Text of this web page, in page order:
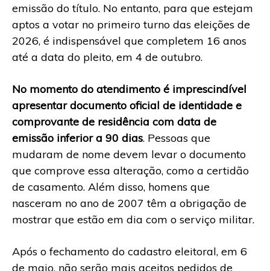
emissão do título. No entanto, para que estejam
aptos a votar no primeiro turno das eleições de
2026, é indispensável que completem 16 anos
até a data do pleito, em 4 de outubro.
No momento do atendimento é imprescindível
apresentar documento oficial de identidade e
comprovante de residência com data de
emissão inferior a 90 dias. Pessoas que
mudaram de nome devem levar o documento
que comprove essa alteração, como a certidão
de casamento. Além disso, homens que
nasceram no ano de 2007 têm a obrigação de
mostrar que estão em dia com o serviço militar.
Após o fechamento do cadastro eleitoral, em 6
de maio, não serão mais aceitos pedidos de